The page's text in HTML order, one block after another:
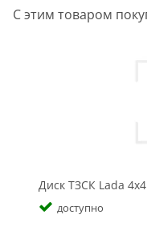
С этим товаром
Диск ТЗСК Lada
доступно